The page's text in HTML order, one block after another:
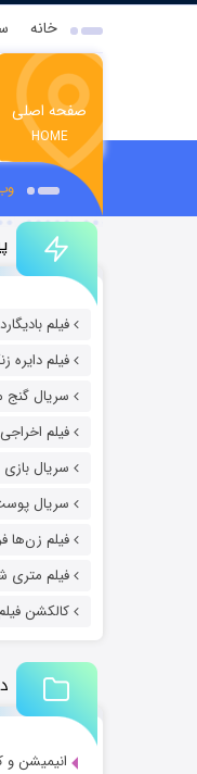
خانه
صفحه اصلی
HOME
فیلم بادیگارد
فیلم دایره
سریال گنج
فیلم اخراجی
سریال
سریال
فیلم زن‌ها
فیلم
کالکشن
انیمیشن و